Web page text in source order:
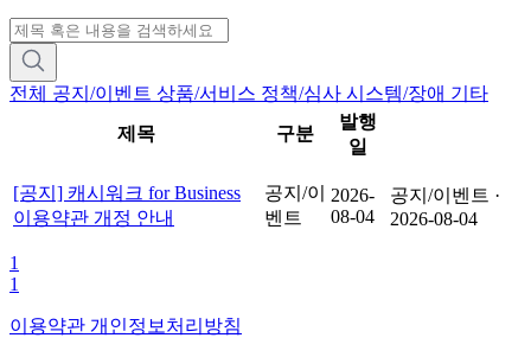
전체 공지/이벤트 상품/서비스 정책/심사 시스템/장애 기타
제목
구분
발행
일
[공지] 캐시워크 for Business
이용약관 개정 안내
공지/이
벤트
2026-
08-04
공지/이벤트 ·
2026-08-04
1
1
이용약관 개인정보처리방침